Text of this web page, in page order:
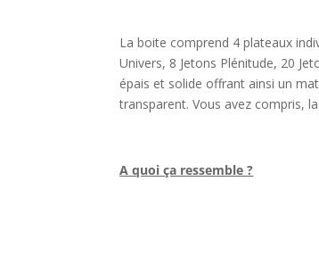
La boite comprend 4 plateaux
Univers, 8 Jetons Plénitude, 20
épais et solide offrant ainsi un
transparent. Vous avez compris,
A quoi ça ressemble ?